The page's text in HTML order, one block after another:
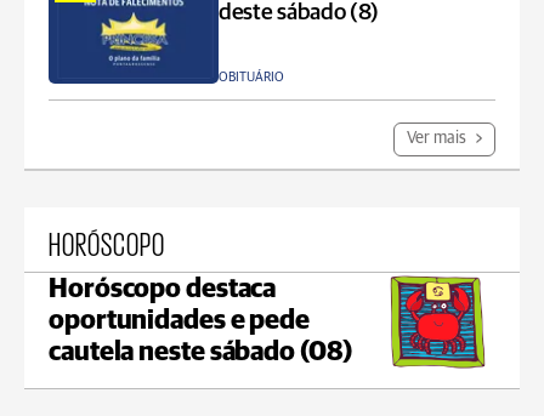
deste sábado (8)
OBITUÁRIO
Ver mais
HORÓSCOPO
Horóscopo destaca
oportunidades e pede
cautela neste sábado (08)